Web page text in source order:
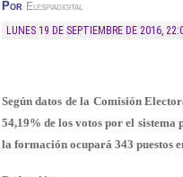
Por Elespiadigital
LUNES 19 DE SEPTIEMBRE DE 2016,
Según datos de la Comisión
54,19% de los votos por el
la formación ocupará 343 puestos